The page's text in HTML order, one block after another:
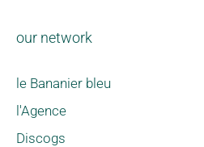
our network
le Bananier bleu
l'Agence
Discogs